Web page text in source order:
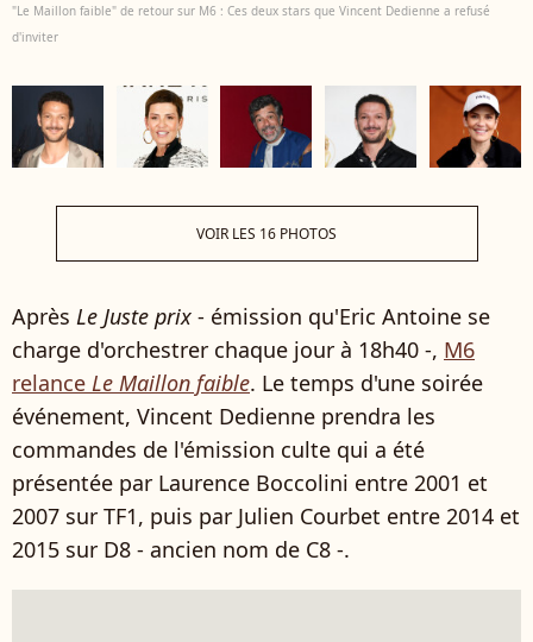
"Le Maillon faible" de retour sur M6 : Ces deux stars que Vincent Dedienne a refusé
d'inviter
VOIR LES 16 PHOTOS
Après Le Juste prix - émission qu'Eric Antoine se
charge d'orchestrer chaque jour à 18h40 -, M6
relance Le Maillon faible. Le temps d'une soirée
événement, Vincent Dedienne prendra les
commandes de l'émission culte qui a été
présentée par Laurence Boccolini entre 2001 et
2007 sur TF1, puis par Julien Courbet entre 2014 et
2015 sur D8 - ancien nom de C8 -.